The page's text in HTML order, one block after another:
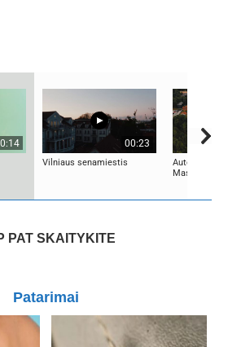
00:23
Vilniaus senamiestis
Autorius
Mascinskas
PAT SKAITYKITE
Patarimai